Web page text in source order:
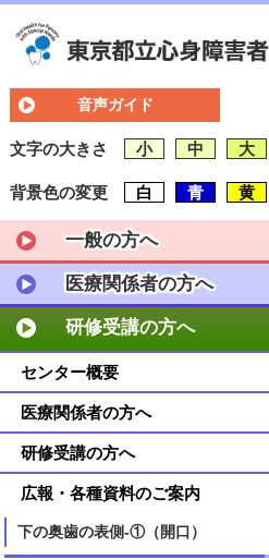
音声ガイド
文字の大きさ 小 中 大
背景色の変更 白 青 黄
一般の方へ
医療関係者の方へ
研修受講の方へ
センター概要
医療関係者の方へ
研修受講の方へ
広報・各種資料のご案内
下の奥歯の表側-①（開口）